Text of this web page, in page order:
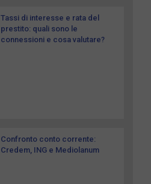
Tassi di interesse e rata del
prestito: quali sono le
connessioni e cosa valutare?
Confronto conto corrente:
Credem, ING e Mediolanum